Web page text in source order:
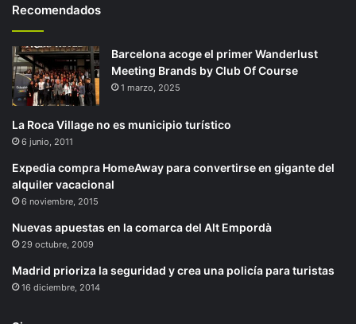
Recomendados
Barcelona acoge el primer Wanderlust
Meeting Brands by Club Of Course
1 marzo, 2025
La Roca Village no es municipio turístico
6 junio, 2011
Expedia compra HomeAway para convertirse en gigante del
alquiler vacacional
6 noviembre, 2015
Nuevas apuestas en la comarca del Alt Empordà
29 octubre, 2009
Madrid prioriza la seguridad y crea una policía para turistas
16 diciembre, 2014